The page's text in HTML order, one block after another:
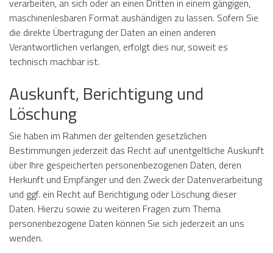
verarbeiten, an sich oder an einen Dritten in einem gängigen,
maschinenlesbaren Format aushändigen zu lassen. Sofern Sie
die direkte Übertragung der Daten an einen anderen
Verantwortlichen verlangen, erfolgt dies nur, soweit es
technisch machbar ist.
Auskunft, Berichtigung und
Löschung
Sie haben im Rahmen der geltenden gesetzlichen
Bestimmungen jederzeit das Recht auf unentgeltliche Auskunft
über Ihre gespeicherten personenbezogenen Daten, deren
Herkunft und Empfänger und den Zweck der Datenverarbeitung
und ggf. ein Recht auf Berichtigung oder Löschung dieser
Daten. Hierzu sowie zu weiteren Fragen zum Thema
personenbezogene Daten können Sie sich jederzeit an uns
wenden.